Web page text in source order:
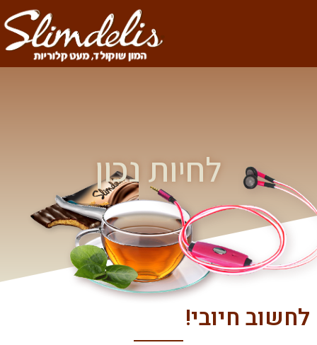
לחיות נכון
לחשוב חיובי!